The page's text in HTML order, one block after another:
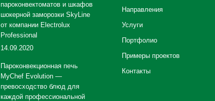
пароконвектоматов и шкафов
шокерной заморозки SkyLine
от компании Electrolux
Professional
14.09.2020
Пароконвекционная печь
MyChef Evolution —
превосходство блюд для
каждой профессиональной
Направления
Услуги
Портфолио
Примеры проектов
Контакты